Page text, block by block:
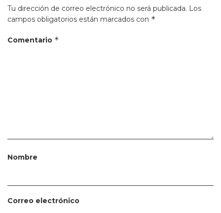
Tu dirección de correo electrónico no será publicada. Los
campos obligatorios están marcados con *
Comentario *
Nombre
Correo electrónico